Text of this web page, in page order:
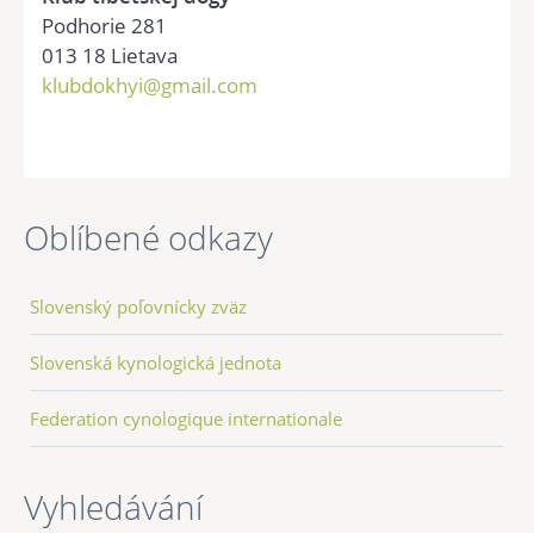
Podhorie 281
013 18 Lietava
klubdokhyi@gmail.com
Oblíbené odkazy
Slovenský poľovnícky zväz
Slovenská kynologická jednota
Federation cynologique internationale
Vyhledávání